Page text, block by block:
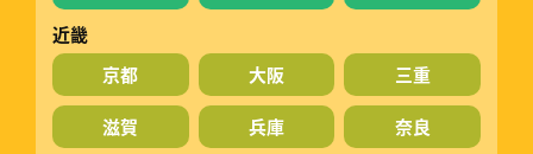
近畿
京都
大阪 三重
滋賀 兵庫 奈良